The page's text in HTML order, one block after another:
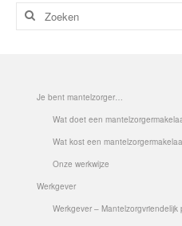
Zoeken
naar:
Je bent mantelzorger…
Wat doet een
Wat kost een
Onze werkwijze
Werkgever
Werkgever – Mantelzorgvriendelijk